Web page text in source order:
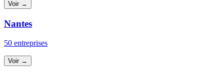
Voir →
Nantes
50 entreprises
Voir →